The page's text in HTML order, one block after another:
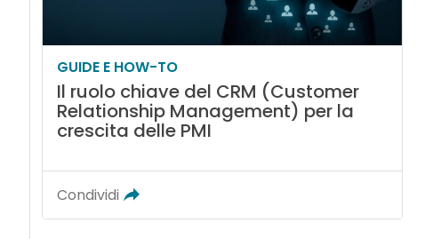
GUIDE E HOW-TO
Il ruolo chiave del CRM (Customer
Relationship Management) per la
crescita delle PMI
Condividi